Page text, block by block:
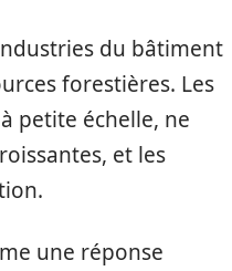
du bâtiment
forestières. Les
petite échelle, ne
et les
une réponse